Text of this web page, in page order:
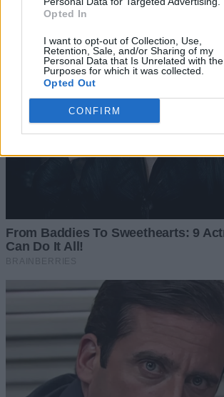
Opted In
I want to opt-out of Collection, Use,
Retention, Sale, and/or Sharing of my
Personal Data that Is Unrelated with the
Purposes for which it was collected.
Opted Out
CONFIRM